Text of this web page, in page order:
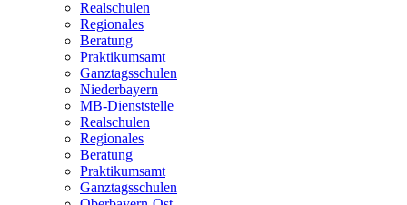
Realschulen
Regionales
Beratung
Praktikumsamt
Ganztagsschulen
Niederbayern
MB-Dienststelle
Realschulen
Regionales
Beratung
Praktikumsamt
Ganztagsschulen